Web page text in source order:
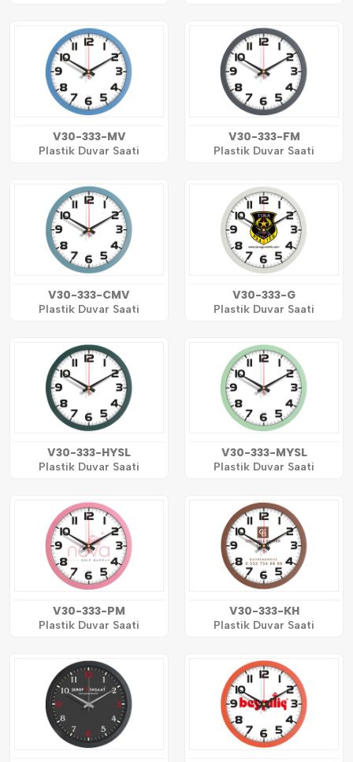
V30-333-MV
Plastik Duvar Saati
V30-333-FM
Plastik Duvar Saati
V30-333-CMV
Plastik Duvar Saati
V30-333-G
Plastik Duvar Saati
V30-333-HYSL
Plastik Duvar Saati
V30-333-MYSL
Plastik Duvar Saati
V30-333-PM
Plastik Duvar Saati
V30-333-KH
Plastik Duvar Saati